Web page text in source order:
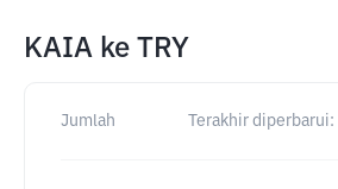
KAIA ke TRY
Jumlah Terakhir diperbarui: